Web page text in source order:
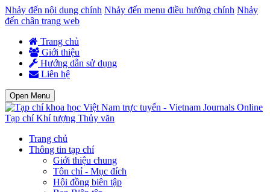
Nhảy đến nội dung chính Nhảy đến menu điều hướng chính Nhảy
đến chân trang web
Trang chủ
Giới thiệu
Hướng dẫn sử dụng
Liên hệ
Open Menu
Tạp chí Khí tượng Thủy văn
Trang chủ
Thông tin tạp chí
Giới thiệu chung
Tôn chỉ - Mục đích
Hội đồng biên tập